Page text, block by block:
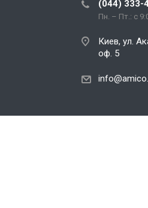
(044) 333-
Пн. – Пт.: с
Киев, ул.
оф. 5